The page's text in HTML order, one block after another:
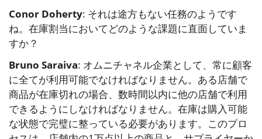
Conor Doherty: それは途方もない任務のようです
ね。在庫割当においてどのような課題に直面していま
すか？
Bruno Saraiva: オムニチャネル企業として、常に顧客
に全てが利用可能でなければなりません。ある店舗で
商品が在庫切れの場合、数時間以内に他の店舗で利用
できるようにしなければなりません。在庫は購入可能
な状態で完璧に整っている必要があります。このプロ